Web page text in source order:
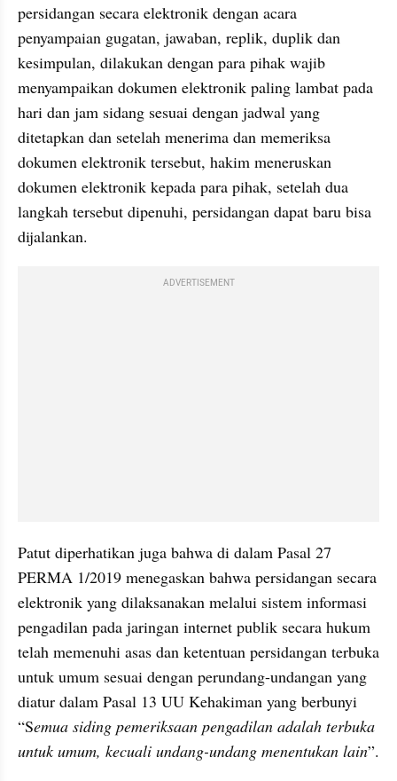
persidangan secara elektronik dengan acara
penyampaian gugatan, jawaban, replik, duplik dan
kesimpulan, dilakukan dengan para pihak wajib
menyampaikan dokumen elektronik paling lambat pada
hari dan jam sidang sesuai dengan jadwal yang
ditetapkan dan setelah menerima dan memeriksa
dokumen elektronik tersebut, hakim meneruskan
dokumen elektronik kepada para pihak, setelah dua
langkah tersebut dipenuhi, persidangan dapat baru bisa
dijalankan.
ADVERTISEMENT
Patut diperhatikan juga bahwa di dalam Pasal 27
PERMA 1/2019 menegaskan bahwa persidangan secara
elektronik yang dilaksanakan melalui sistem informasi
pengadilan pada jaringan internet publik secara hukum
telah memenuhi asas dan ketentuan persidangan terbuka
untuk umum sesuai dengan perundang-undangan yang
diatur dalam Pasal 13 UU Kehakiman yang berbunyi
“Semua siding pemeriksaan pengadilan adalah terbuka
untuk umum, kecuali undang-undang menentukan lain”.